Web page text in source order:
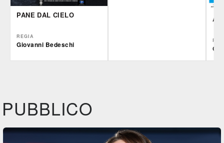
PANE DAL CIELO
REGIA
Giovanni Bedeschi
PUBBLICO